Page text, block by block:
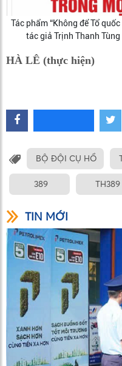
Tác phẩm “Không để Tổ
tác giả Trịnh Thanh
HÀ LÊ (thực hiện)
BỘ ĐỘI CỤ HỒ
389 TH389
TIN MỚI